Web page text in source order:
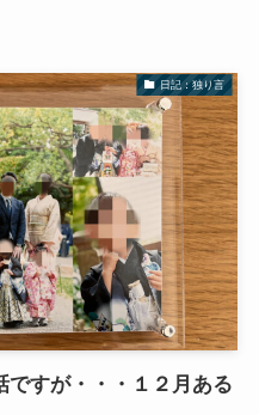
日記：独り言
ですが・・・１２月ある